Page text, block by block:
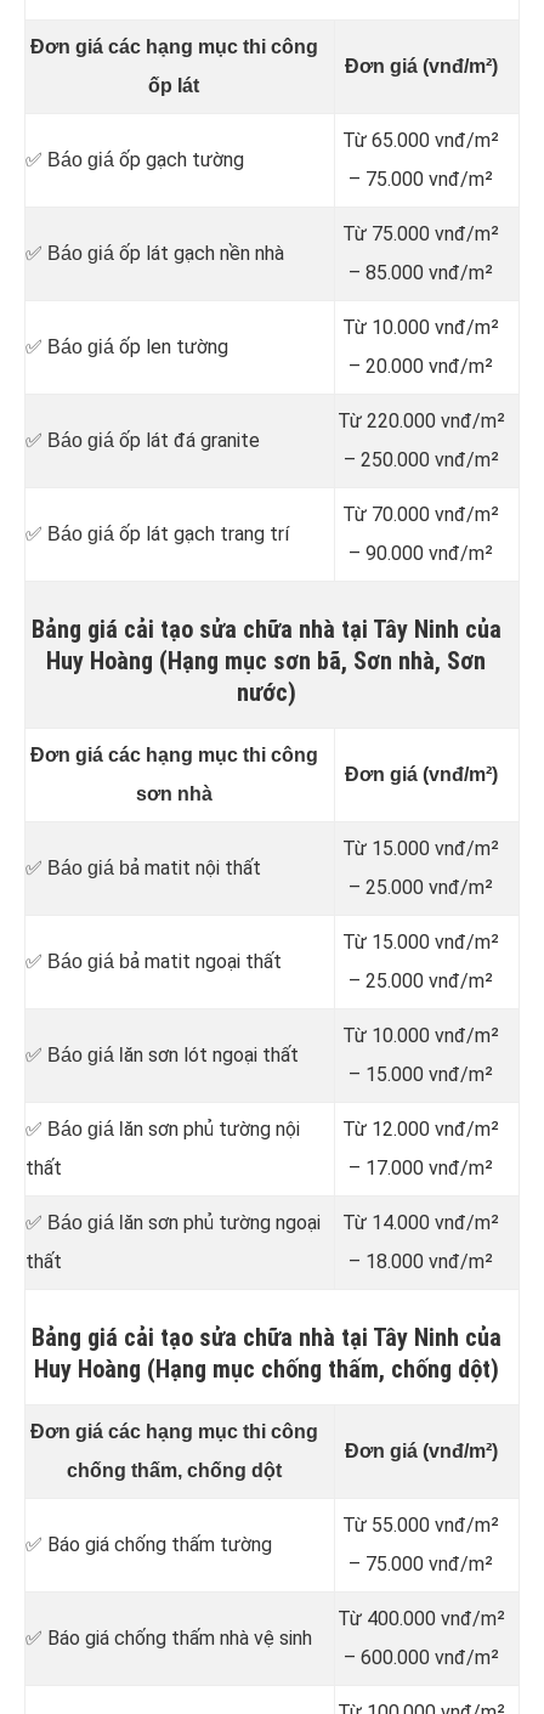
Đơn giá các hạng mục thi công
ốp lát
Đơn giá (vnđ/m²)
✅ Báo giá ốp gạch tường
Từ 65.000 vnđ/m²
– 75.000 vnđ/m²
✅ Báo giá ốp lát gạch nền nhà
Từ 75.000 vnđ/m²
– 85.000 vnđ/m²
✅ Báo giá ốp len tường
Từ 10.000 vnđ/m²
– 20.000 vnđ/m²
✅ Báo giá ốp lát đá granite
Từ 220.000 vnđ/m²
– 250.000 vnđ/m²
✅ Báo giá ốp lát gạch trang trí
Từ 70.000 vnđ/m²
– 90.000 vnđ/m²
Bảng giá cải tạo sửa chữa nhà tại Tây Ninh của
Huy Hoàng (Hạng mục sơn bã, Sơn nhà, Sơn
nước)
Đơn giá các hạng mục thi công
sơn nhà
Đơn giá (vnđ/m²)
✅ Báo giá bả matit nội thất
Từ 15.000 vnđ/m²
– 25.000 vnđ/m²
✅ Báo giá bả matit ngoại thất
Từ 15.000 vnđ/m²
– 25.000 vnđ/m²
✅ Báo giá l ăn sơn lót ngoại thất
Từ 10.000 vnđ/m²
– 15.000 vnđ/m²
✅ Báo giá l ăn sơn phủ tường nội
thất
Từ 12.000 vnđ/m²
– 17.000 vnđ/m²
✅ Báo giá l ăn sơn phủ tường ngoại
thất
Từ 14.000 vnđ/m²
– 18.000 vnđ/m²
Bảng giá cải tạo sửa chữa nhà tại Tây Ninh của
Huy Hoàng (Hạng mục chống thấm, chống dột)
Đơn giá các hạng mục thi công
chống thấm, chống dột
Đơn giá (vnđ/m²)
✅ Báo giá chống thấm tường
Từ 55.000 vnđ/m²
– 75.000 vnđ/m²
✅ Báo giá chống thấm nhà vệ sinh
Từ 400.000 vnđ/m²
– 600.000 vnđ/m²